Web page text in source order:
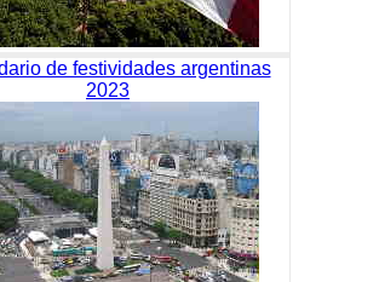
de festividades argentinas
2023